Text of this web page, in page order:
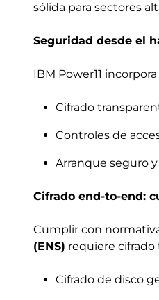
sólida para sectores
Seguridad desde el
IBM Power11
Cifrado
Controles de
Arranque seguro
Cifrado end-to-end:
Cumplir con
(ENS) requiere cifrado
Cifrado de disco